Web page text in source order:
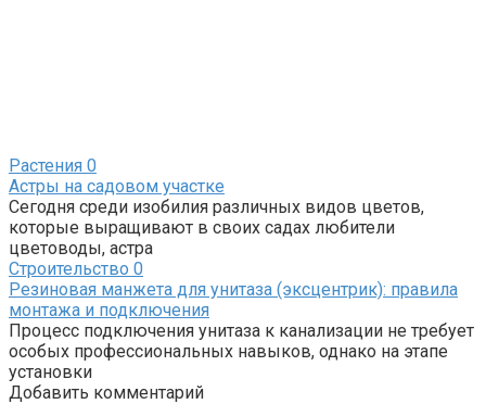
Растения 0
Астры на садовом участке
Сегодня среди изобилия различных видов цветов,
которые выращивают в своих садах любители
цветоводы, астра
Строительство 0
Резиновая манжета для унитаза (эксцентрик): правила
монтажа и подключения
Процесс подключения унитаза к канализации не требует
особых профессиональных навыков, однако на этапе
установки
Добавить комментарий